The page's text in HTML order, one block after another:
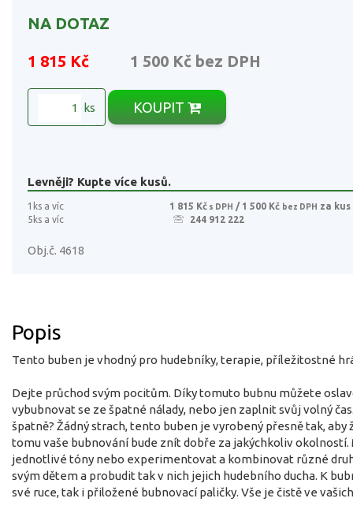
NA DOTAZ
1 815 Kč 1 500 Kč bez DPH
ks KOUPIT
Levněji? Kupte více kusů.
1ks a víc 1 815 Kč s DPH / 1 500 Kč bez DPH za kus
5ks a víc
244 912 222
Obj.č. 4618
Popis
Tento buben je vhodný pro hudebníky, terapie, příležitostné
Dejte průchod svým pocitům. Díky tomuto bubnu můžete
vybubnovat se ze špatné nálady, nebo jen zaplnit svůj volný
špatně? Žádný strach, tento buben je vyrobený přesně tak, aby
tomu vaše bubnování bude znít dobře za jakýchkoliv
jednotlivé tóny nebo experimentovat a kombinovat různé
svým dětem a probudit tak v nich jejich hudebního ducha. K
své ruce, tak i přiložené bubnovací paličky. Vše je čistě ve